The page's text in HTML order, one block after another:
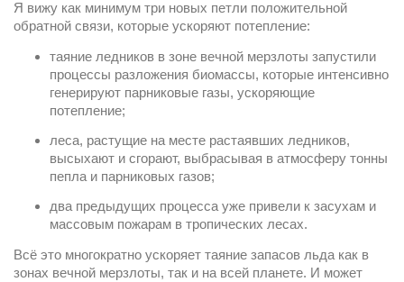
Я вижу как минимум три новых петли положительной
обратной связи, которые ускоряют потепление:
таяние ледников в зоне вечной мерзлоты запустили
процессы разложения биомассы, которые интенсивно
генерируют парниковые газы, ускоряющие
потепление;
леса, растущие на месте растаявших ледников,
высыхают и сгорают, выбрасывая в атмосферу тонны
пепла и парниковых газов;
два предыдущих процесса уже привели к засухам и
массовым пожарам в тропических лесах.
Всё это многократно ускоряет таяние запасов льда как в
зонах вечной мерзлоты, так и на всей планете. И может